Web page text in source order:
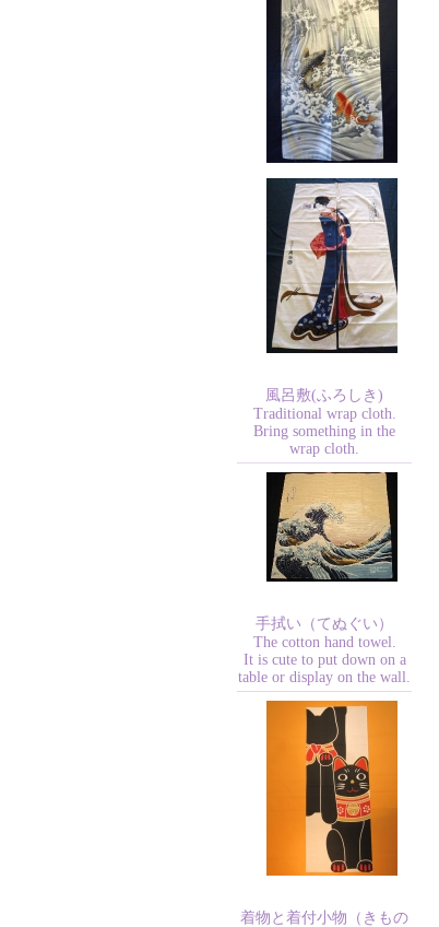
風呂敷(ふろしき)
Traditional wrap cloth.
Bring something in the
wrap cloth.
手拭い（てぬぐい）
The cotton hand towel.
It is cute to put down on a
table or display on the wall.
着物と着付小物（きもの